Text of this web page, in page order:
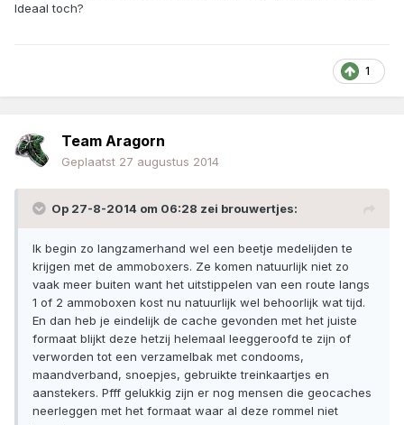
Ideaal toch?
1
Team Aragorn
Geplaatst 27 augustus 2014
Op 27-8-2014 om 06:28 zei brouwertjes:
Ik begin zo langzamerhand wel een beetje medelijden te
krijgen met de ammoboxers. Ze komen natuurlijk niet zo
vaak meer buiten want het uitstippelen van een route langs
1 of 2 ammoboxen kost nu natuurlijk wel behoorlijk wat tijd.
En dan heb je eindelijk de cache gevonden met het juiste
formaat blijkt deze hetzij helemaal leeggeroofd te zijn of
verworden tot een verzamelbak met condooms,
maandverband, snoepjes, gebruikte treinkaartjes en
aanstekers. Pfff gelukkig zijn er nog mensen die geocaches
neerleggen met het formaat waar al deze rommel niet